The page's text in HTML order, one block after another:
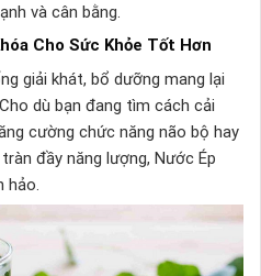
và cân bằng.
Cho Sức Khỏe Tốt Hơn
giải khát, bổ dưỡng mang lại
dù bạn đang tìm cách cải
cường chức năng não bộ hay
đầy năng lượng, Nước Ép
hảo.